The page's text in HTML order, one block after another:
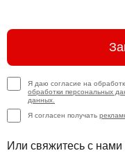
Я даю согласие на
обработки персональных
данных.
Я согласен получать
Или свяжитесь с